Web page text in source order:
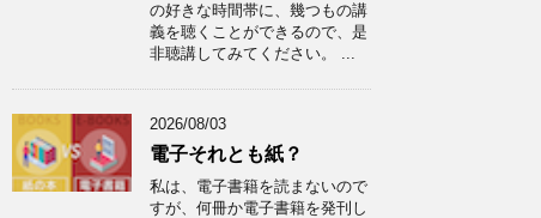
の好きな時間帯に、幾つもの講
義を聴くことができるので、是
非聴講してみてください。 ...
2026/08/03
電子それとも紙？
私は、電子書籍を読まないので
すが、何冊か電子書籍を発刊し